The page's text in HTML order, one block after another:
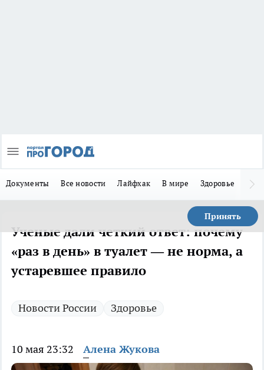
Документы Все новости Лайфхак В мире Здоровье
Принять
Ученые дали четкий ответ: почему
«раз в день» в туалет — не норма, а
устаревшее правило
Новости России Здоровье
10 мая 23:32 Алена Жукова